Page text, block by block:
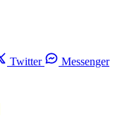
Twitter
Messenger